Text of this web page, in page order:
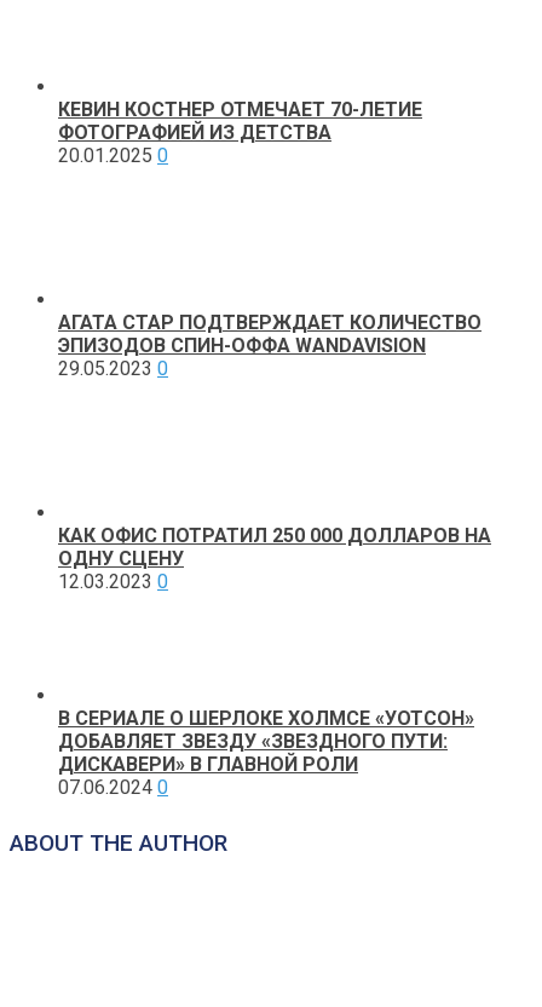
КЕВИН КОСТНЕР ОТМЕЧАЕТ 70-ЛЕТИЕ
ФОТОГРАФИЕЙ ИЗ ДЕТСТВА
20.01.2025 0
АГАТА СТАР ПОДТВЕРЖДАЕТ КОЛИЧЕСТВО
ЭПИЗОДОВ СПИН-ОФФА WANDAVISION
29.05.2023 0
КАК ОФИС ПОТРАТИЛ 250 000 ДОЛЛАРОВ НА
ОДНУ СЦЕНУ
12.03.2023 0
В СЕРИАЛЕ О ШЕРЛОКЕ ХОЛМСЕ «УОТСОН»
ДОБАВЛЯЕТ ЗВЕЗДУ «ЗВЕЗДНОГО ПУТИ:
ДИСКАВЕРИ» В ГЛАВНОЙ РОЛИ
07.06.2024 0
ABOUT THE AUTHOR